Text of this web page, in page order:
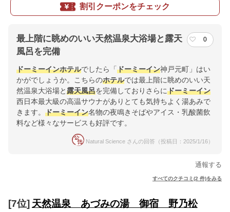
割引クーポンをチェック
最上階に眺めのいい天然温泉大浴場と露天
風呂を完備
0
ドーミーインホテルでしたら「 ドーミーイン神戸元町」はい
かがでしょうか。こちらのホテルでは最上階に眺めのいい天
然温泉大浴場と露天風呂を完備しておりさらにドーミーイン
西日本最大級の高温サウナがありとても気持ちよく湯あみで
きます。 ドーミーイン名物の夜鳴きそばやアイス・乳酸菌飲
料など様々なサービスも好評です。
Natural Science さんの回答（投稿日：2025/1/16）
通報する
すべてのクチコミ(2 件)をみる
[7位] 天然温泉 あづみの湯 御宿 野乃松